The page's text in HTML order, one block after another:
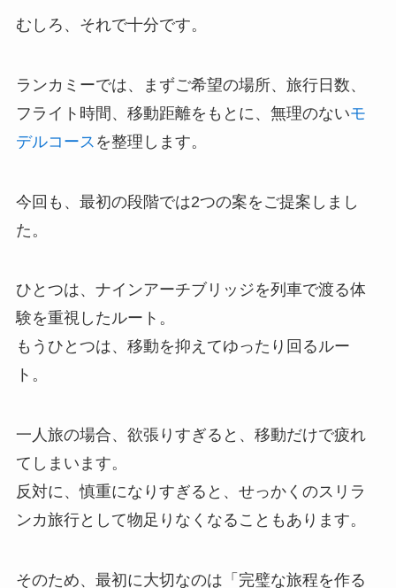
むしろ、それで十分です。
ランカミーでは、まずご希望の場所、旅行日数、
フライト時間、移動距離をもとに、無理のないモ
デルコース を整理します。
今回も、最初の段階では2つの案をご提案しまし
た。
ひとつは、ナインアーチブリッジを列車で渡る体
験を重視したルート。
もうひとつは、移動を抑えてゆったり回るルー
ト。
一人旅の場合、欲張りすぎると、移動だけで疲れ
てしまいます。
反対に、慎重になりすぎると、せっかくのスリラ
ンカ旅行として物足りなくなることもあります。
そのため、最初に大切なのは「完璧な旅程を作る